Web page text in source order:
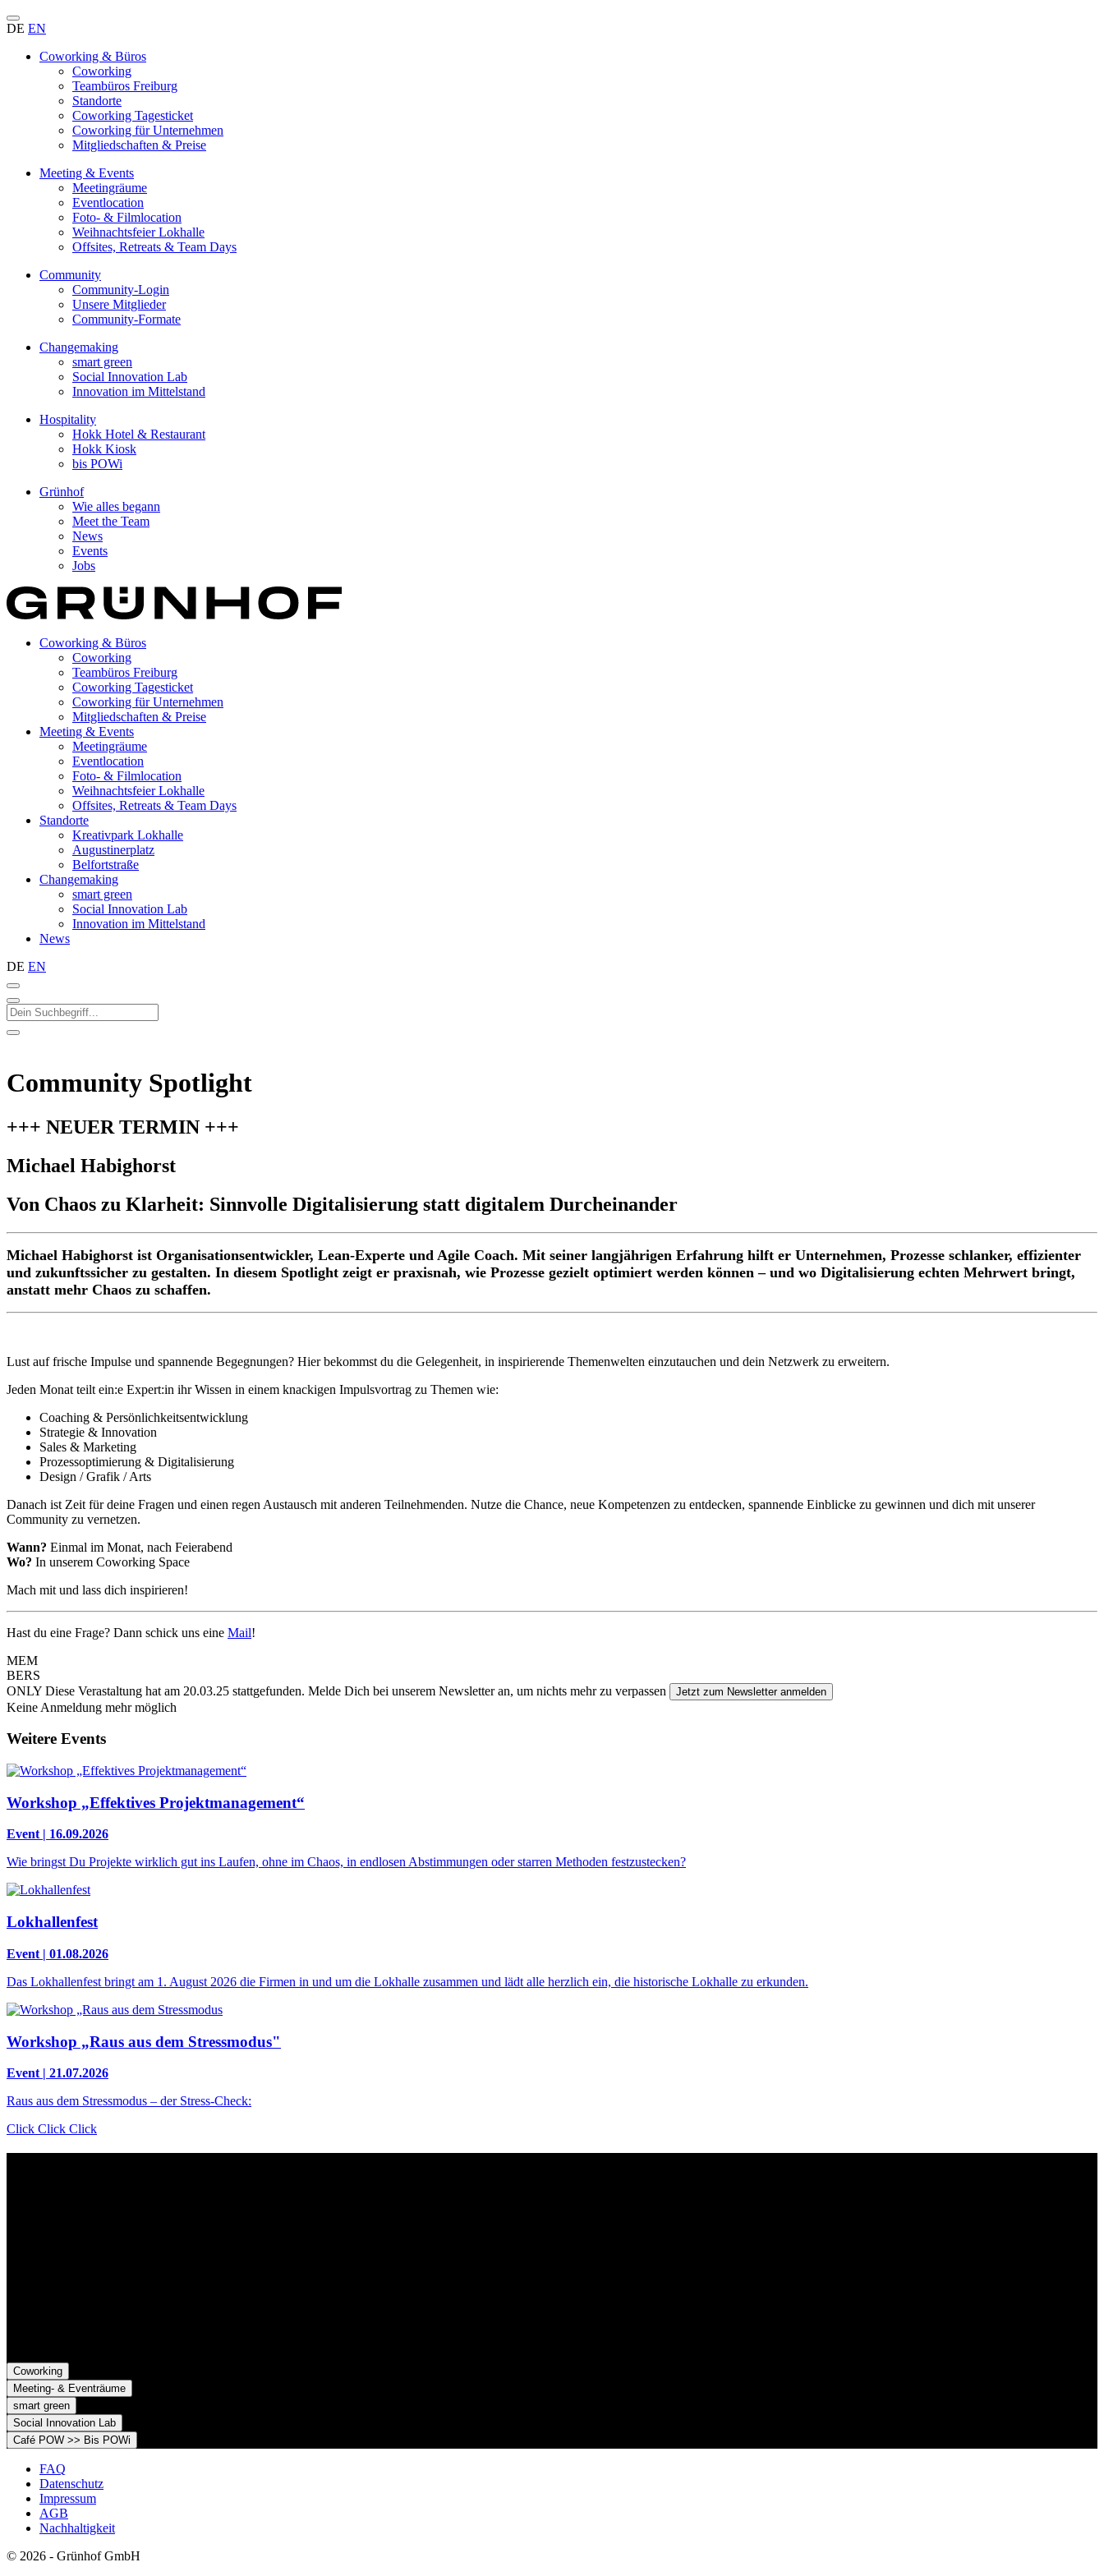
DE EN
Coworking & Büros
Coworking
Teambüros Freiburg
Standorte
Coworking Tagesticket
Coworking für Unternehmen
Mitgliedschaften & Preise
Meeting & Events
Meetingräume
Eventlocation
Foto- & Filmlocation
Weihnachtsfeier Lokhalle
Offsites, Retreats & Team Days
Community
Community-Login
Unsere Mitglieder
Community-Formate
Changemaking
smart green
Social Innovation Lab
Innovation im Mittelstand
Hospitality
Hokk Hotel & Restaurant
Hokk Kiosk
bis POWi
Grünhof
Wie alles begann
Meet the Team
News
Events
Jobs
Coworking & Büros
Coworking
Teambüros Freiburg
Coworking Tagesticket
Coworking für Unternehmen
Mitgliedschaften & Preise
Meeting & Events
Meetingräume
Eventlocation
Foto- & Filmlocation
Weihnachtsfeier Lokhalle
Offsites, Retreats & Team Days
Standorte
Kreativpark Lokhalle
Augustinerplatz
Belfortstraße
Changemaking
smart green
Social Innovation Lab
Innovation im Mittelstand
News
DE EN
Community Spotlight
+++ NEUER TERMIN +++
Michael Habighorst
Von Chaos zu Klarheit: Sinnvolle Digitalisierung statt digitalem Durcheinander
Michael Habighorst ist Organisationsentwickler, Lean-Experte und Agile Coach. Mit seiner langjährigen Erfahrung hilft er Unternehmen, Prozesse schlanker, effizienter
und zukunftssicher zu gestalten. In diesem Spotlight zeigt er praxisnah, wie Prozesse gezielt optimiert werden können – und wo Digitalisierung echten Mehrwert bringt,
anstatt mehr Chaos zu schaffen.
Lust auf frische Impulse und spannende Begegnungen? Hier bekommst du die Gelegenheit, in inspirierende Themenwelten einzutauchen und dein Netzwerk zu erweitern.
Jeden Monat teilt ein:e Expert:in ihr Wissen in einem knackigen Impulsvortrag zu Themen wie:
Coaching & Persönlichkeitsentwicklung
Strategie & Innovation
Sales & Marketing
Prozessoptimierung & Digitalisierung
Design / Grafik / Arts
Danach ist Zeit für deine Fragen und einen regen Austausch mit anderen Teilnehmenden. Nutze die Chance, neue Kompetenzen zu entdecken, spannende Einblicke zu gewinnen und dich mit unserer
Community zu vernetzen.
Wann? Einmal im Monat, nach Feierabend
Wo? In unserem Coworking Space
Mach mit und lass dich inspirieren!
Hast du eine Frage? Dann schick uns eine Mail!
MEM
BERS
ONLY Diese Verastaltung hat am 20.03.25 stattgefunden. Melde Dich bei unserem Newsletter an, um nichts mehr zu verpassen Jetzt zum Newsletter anmelden
Keine Anmeldung mehr möglich
Weitere Events
Workshop „Effektives Projektmanagement“
Event | 16.09.2026
Wie bringst Du Projekte wirklich gut ins Laufen, ohne im Chaos, in endlosen Abstimmungen oder starren Methoden festzustecken?
Lokhallenfest
Event | 01.08.2026
Das Lokhallenfest bringt am 1. August 2026 die Firmen in und um die Lokhalle zusammen und lädt alle herzlich ein, die historische Lokhalle zu erkunden.
Workshop „Raus aus dem Stressmodus"
Event | 21.07.2026
Raus aus dem Stressmodus – der Stress-Check:
Click Click Click
Coworking
Meeting- & Eventräume
smart green
Social Innovation Lab
Café POW >> Bis POWi
FAQ
Datenschutz
Impressum
AGB
Nachhaltigkeit
© 2026 - Grünhof GmbH